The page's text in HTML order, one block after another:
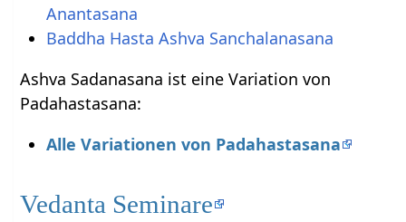
Anantasana
Baddha Hasta Ashva Sanchalanasana
Ashva Sadanasana ist eine Variation von
Padahastasana:
Alle Variationen von Padahastasana
Vedanta Seminare